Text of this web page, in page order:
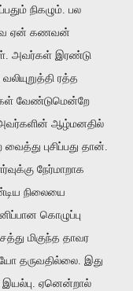
நிகழும். பல
ஏன் கணவன்
அவர்கள் இரண்டு
ரத்த
வேண்டுமென்றே
ஆழ்மனதில்
புசிப்பது தான்.
நேர்மாறாக
நிலையை
கொழுப்பு
மிகுந்த தாவர
தருவதில்லை. இது
இயல்பு. ஏனென்றால்